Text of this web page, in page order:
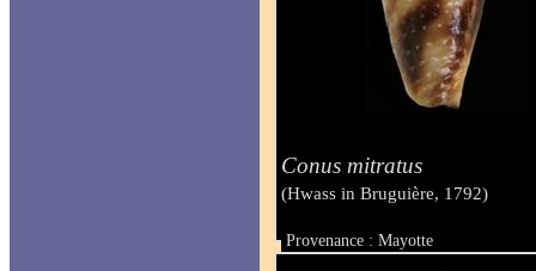
Conus mitratus
(Hwass in Bruguière, 1792)
Provenance : Mayotte
Taille : 23 mm